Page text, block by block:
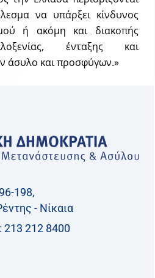
να υπάρξει κίνδυνος
ή ακόμη και διακοπής
ένταξης και
άσυλο και προσφύγων.»
198,
- Νίκαια
213 212 8400